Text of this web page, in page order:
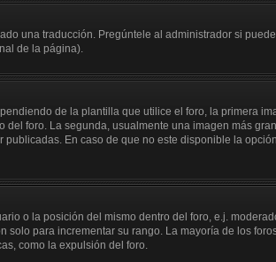
una traducción. Pregúntele al administrador si
de la página).
de la plantilla que utilice el foro, la primera
foro. La segunda, usualmente una imagen más
En caso de que no este disponible la
o la posición del mismo dentro del foro, e.j.
para incrementar su rango. La mayoría de los
como la expulsión del foro.